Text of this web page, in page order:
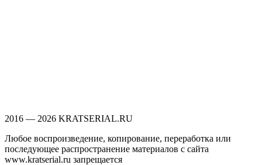
2016 — 2026 KRATSERIAL.RU
Любое воспроизведение, копирование, переработка или
последующее распространение материалов с сайта
www.kratserial.ru запрещается